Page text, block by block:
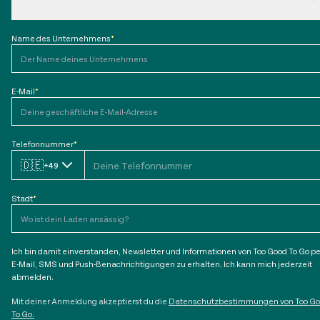
Name des Unternehmens*
E-Mail*
Telefonnummer*
🇩🇪+49
Stadt*
Ich bin damit einverstanden, Newsletter und Informationen von Too Good To Go
E-Mail, SMS und Push-Benachrichtigungen zu erhalten. Ich kann mich jederzeit
abmelden.
Mit deiner Anmeldung akzeptierst du die Datenschutzbestimmungen von Too
To Go.